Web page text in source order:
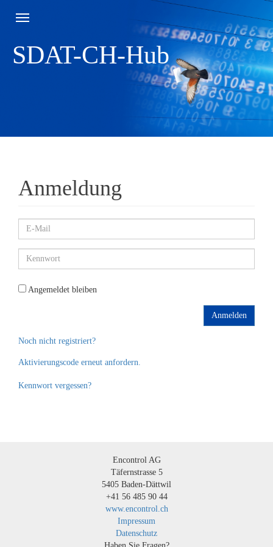
Toggle
SDAT-CH-Hub
Anmeldung
Angemeldet bleiben
Anmelden
Noch nicht registriert?
Aktivierungscode erneut anfordern.
Kennwort vergessen?
Encontrol AG
Täfernstrasse 5
5405 Baden-Dättwil
+41 56 485 90 44
www.encontrol.ch
Impressum
Datenschutz